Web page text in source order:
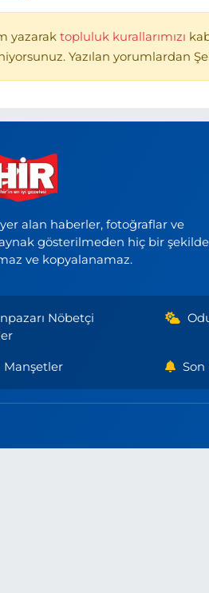
yazarak topluluk kurallarımızı
Yazılan yorumlardan
alan haberler, fotoğraflar ve
gösterilmeden hiç bir şekilde
ve kopyalanamaz.
Nöbetçi
Manşetler Son